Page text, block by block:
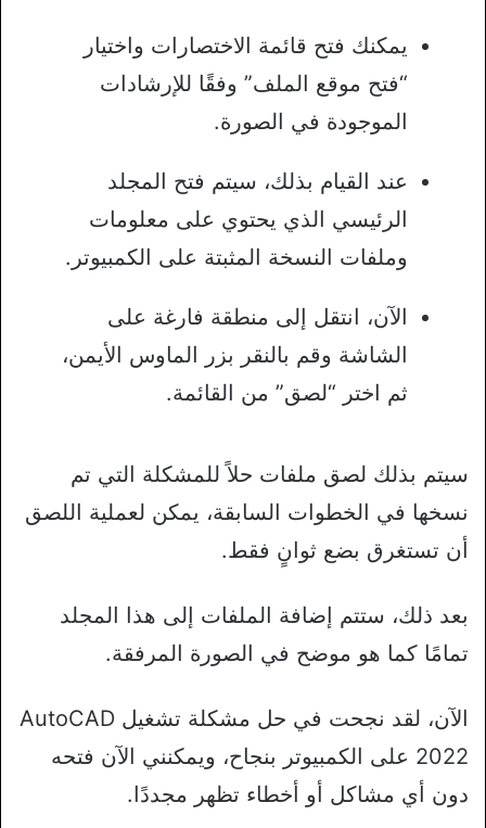
يمكنك فتح قائمة الاختصارات واختيار
“فتح موقع الملف” وفقًا للإرشادات
الموجودة في الصورة.
عند القيام بذلك، سيتم فتح المجلد
الرئيسي الذي يحتوي على معلومات
وملفات النسخة المثبتة على الكمبيوتر.
الآن، انتقل إلى منطقة فارغة على
الشاشة وقم بالنقر بزر الماوس الأيمن،
ثم اختر “لصق” من القائمة.
سيتم بذلك لصق ملفات حلاً للمشكلة التي تم
نسخها في الخطوات السابقة، يمكن لعملية اللصق
أن تستغرق بضع ثوانٍ فقط.
بعد ذلك، ستتم إضافة الملفات إلى هذا المجلد
تمامًا كما هو موضح في الصورة المرفقة.
الآن، لقد نجحت في حل مشكلة تشغيل AutoCAD
2022 على الكمبيوتر بنجاح، ويمكنني الآن فتحه
دون أي مشاكل أو أخطاء تظهر مجددًا.